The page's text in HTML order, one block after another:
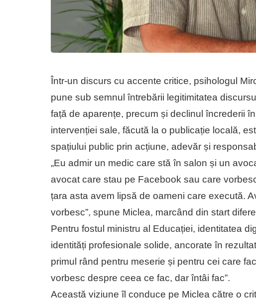
Într-un discurs cu accente critice, psihologul
pune sub semnul întrebării legitimitatea
față de aparențe, precum și declinul încrederii
intervenției sale, făcută la o publicație locală,
spațiului public prin acțiune, adevăr și
„Eu admir un medic care stă în salon și un
avocat care stau pe Facebook sau care
țara asta avem lipsă de oameni care execută.
vorbesc”, spune Miclea, marcând din start
Pentru fostul ministru al Educației, identitatea
identități profesionale solide, ancorate în
primul rând pentru meserie și pentru cei care
vorbesc despre ceea ce fac, dar întâi fac”.
Această viziune îl conduce pe Miclea către o